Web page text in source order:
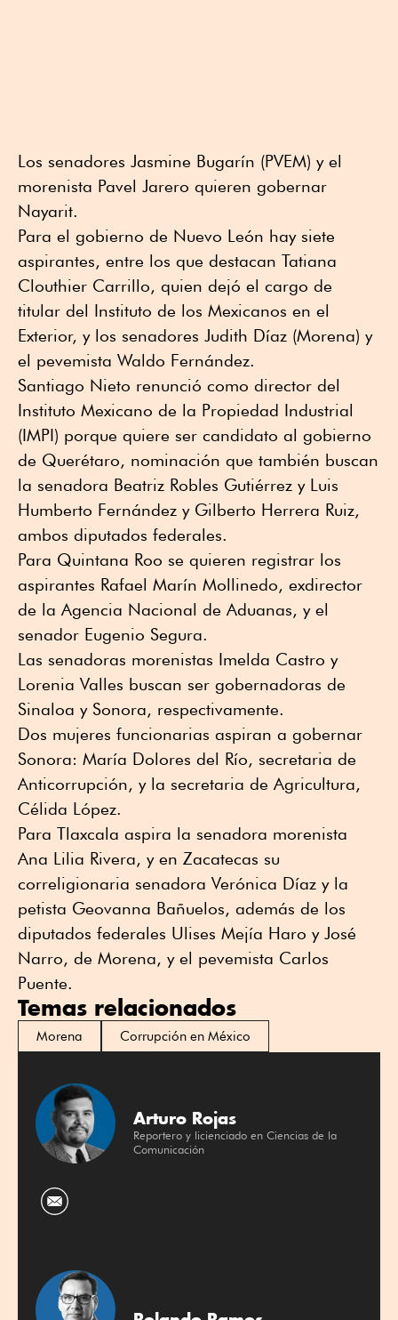
Los senadores Jasmine Bugarín (PVEM) y el
morenista Pavel Jarero quieren gobernar
Nayarit.
Para el gobierno de Nuevo León hay siete
aspirantes, entre los que destacan Tatiana
Clouthier Carrillo, quien dejó el cargo de
titular del Instituto de los Mexicanos en el
Exterior, y los senadores Judith Díaz (Morena) y
el pevemista Waldo Fernández.
Santiago Nieto renunció como director del
Instituto Mexicano de la Propiedad Industrial
(IMPI) porque quiere ser candidato al gobierno
de Querétaro, nominación que también buscan
la senadora Beatriz Robles Gutiérrez y Luis
Humberto Fernández y Gilberto Herrera Ruiz,
ambos diputados federales.
Para Quintana Roo se quieren registrar los
aspirantes Rafael Marín Mollinedo, exdirector
de la Agencia Nacional de Aduanas, y el
senador Eugenio Segura.
Las senadoras morenistas Imelda Castro y
Lorenia Valles buscan ser gobernadoras de
Sinaloa y Sonora, respectivamente.
Dos mujeres funcionarias aspiran a gobernar
Sonora: María Dolores del Río, secretaria de
Anticorrupción, y la secretaria de Agricultura,
Célida López.
Para Tlaxcala aspira la senadora morenista
Ana Lilia Rivera, y en Zacatecas su
correligionaria senadora Verónica Díaz y la
petista Geovanna Bañuelos, además de los
diputados federales Ulises Mejía Haro y José
Narro, de Morena, y el pevemista Carlos
Puente.
Temas relacionados
Morena Corrupción en México
Arturo Rojas
Reportero y licienciado en Ciencias de la
Comunicación